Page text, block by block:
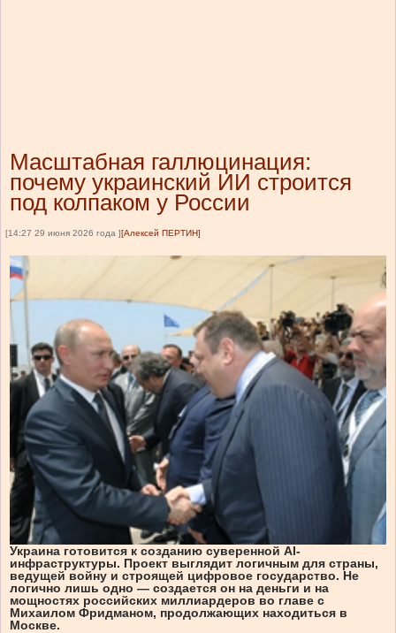
Масштабная галлюцинация:
почему украинский ИИ строится
под колпаком у России
[14:27 29 июня 2026 года ] [Алексей ПЕРТИН]
Украина готовится к созданию суверенной AI-
инфраструктуры. Проект выглядит логичным для страны,
ведущей войну и строящей цифровое государство. Не
логично лишь одно — создается он на деньги и на
мощностях российских миллиардеров во главе с
Михаилом Фридманом, продолжающих находиться в
Москве.